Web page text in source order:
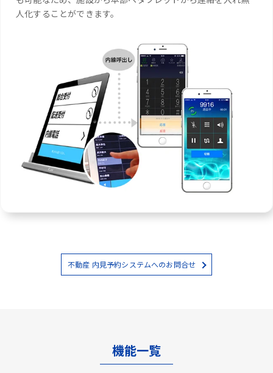
人化することができます。
不動産 内見予約システムへのお問合せ
機能一覧